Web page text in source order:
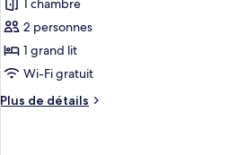
toits
de
Paris
photos
pour
ce
type
chambre :
1 chambre
2 personnes
1 grand lit
Wi-Fi gratuit
Plus de détails
Plus